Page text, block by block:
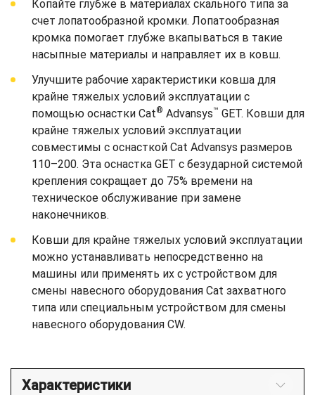
Копайте глубже в материалах скального типа за
счет лопатообразной кромки. Лопатообразная
кромка помогает глубже вкапываться в такие
насыпные материалы и направляет их в ковш.
Улучшите рабочие характеристики ковша для
крайне тяжелых условий эксплуатации с
помощью оснастки Cat® Advansys™ GET. Ковши для
крайне тяжелых условий эксплуатации
совместимы с оснасткой Cat Advansys размеров
110–200. Эта оснастка GET с безударной системой
крепления сокращает до 75% времени на
техническое обслуживание при замене
наконечников.
Ковши для крайне тяжелых условий эксплуатации
можно устанавливать непосредственно на
машины или применять их с устройством для
смены навесного оборудования Cat захватного
типа или специальным устройством для смены
навесного оборудования CW.
Характеристики